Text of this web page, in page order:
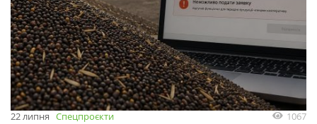
22 липня Спецпроєкти 1067